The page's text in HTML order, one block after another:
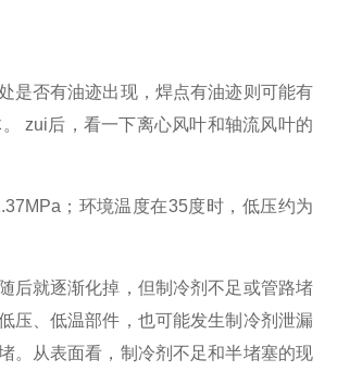
是否有油迹出现，焊点有油迹则可能有
zui后，看一下离心风叶和轴流风叶的
； 环境温度在35度时，低压约为
后就逐渐化掉，但制冷剂不足或管路堵
压、低温部件，也可能发生制冷剂泄漏
。
从表面看，制冷剂不足和半堵塞的现